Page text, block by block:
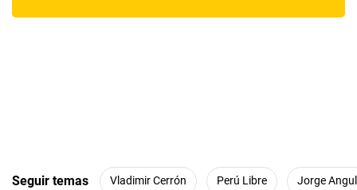
Seguir temas Vladimir Cerrón Perú Libre Jorge